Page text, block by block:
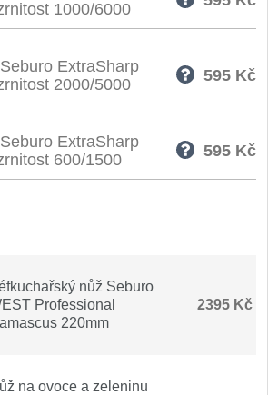
1000/6000
ExtraSharp
2000/5000
595 Kč
ExtraSharp
600/1500
595 Kč
nůž Seburo
Professional
220mm
2395 Kč
na ovoce a zeleninu